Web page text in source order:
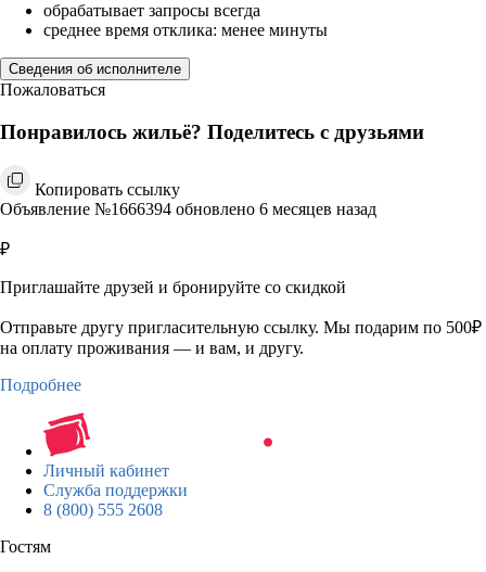
обрабатывает запросы всегда
среднее время отклика: менее минуты
Сведения об исполнителе
Пожаловаться
Понравилось жильё? Поделитесь с друзьями
Копировать ссылку
Объявление №1666394 обновлено 6 месяцев назад
₽
Приглашайте друзей и бронируйте со скидкой
Отправьте другу пригласительную ссылку. Мы подарим по 500₽
на оплату проживания — и вам, и другу.
Подробнее
Личный кабинет
Служба поддержки
8 (800) 555 2608
Гостям